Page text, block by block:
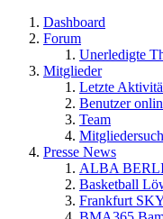
Dashboard
Forum
Unerledigte
Mitglieder
Letzte
Benutzer
Team
Presse News
ALBA
Basketball
Frankfurt